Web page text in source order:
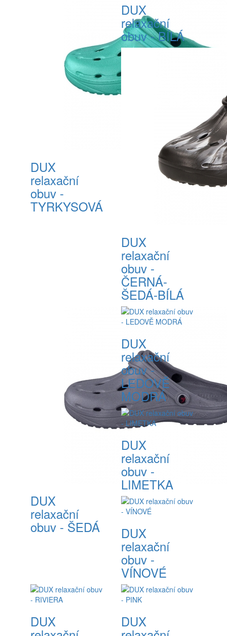
DUX
relaxační
obuv -
TYRKYSOVÁ
DUX
relaxační
obuv - BÍLÁ
DUX
relaxační
obuv -
ČERNÁ-
ŠEDÁ-BÍLÁ
DUX
relaxační
obuv - ŠEDÁ
DUX
relaxační
obuv -
LEDOVĚ
MODRÁ
DUX
relaxační
obuv -
LIMETKA
DUX
relaxační
obuv -
VÍNOVÉ
DUX DUX